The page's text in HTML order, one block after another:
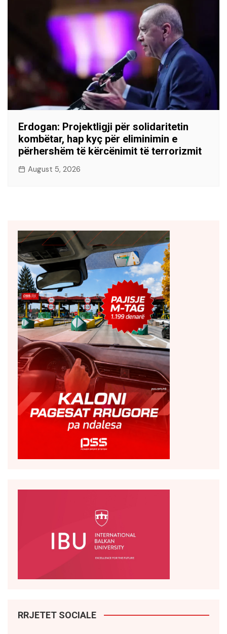
Erdogan: Projektligji për solidaritetin
kombëtar, hap kyç për eliminimin e
përhershëm të kërcënimit të terrorizmit
August 5, 2026
RRJETET SOCIALE